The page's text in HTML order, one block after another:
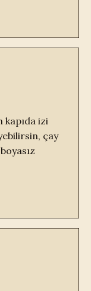
kapıda izi
çay